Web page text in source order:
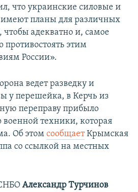
что украинские силовые и
планы для различных
чтобы адекватно и, самое
противостоять этим
России».
ведет разведку и
у перешейка, в Керчь из
переправу прибыло
военной техники, которая
Об этом сообщаетКрымская
со ссылкой на местных
Александр Турчинов